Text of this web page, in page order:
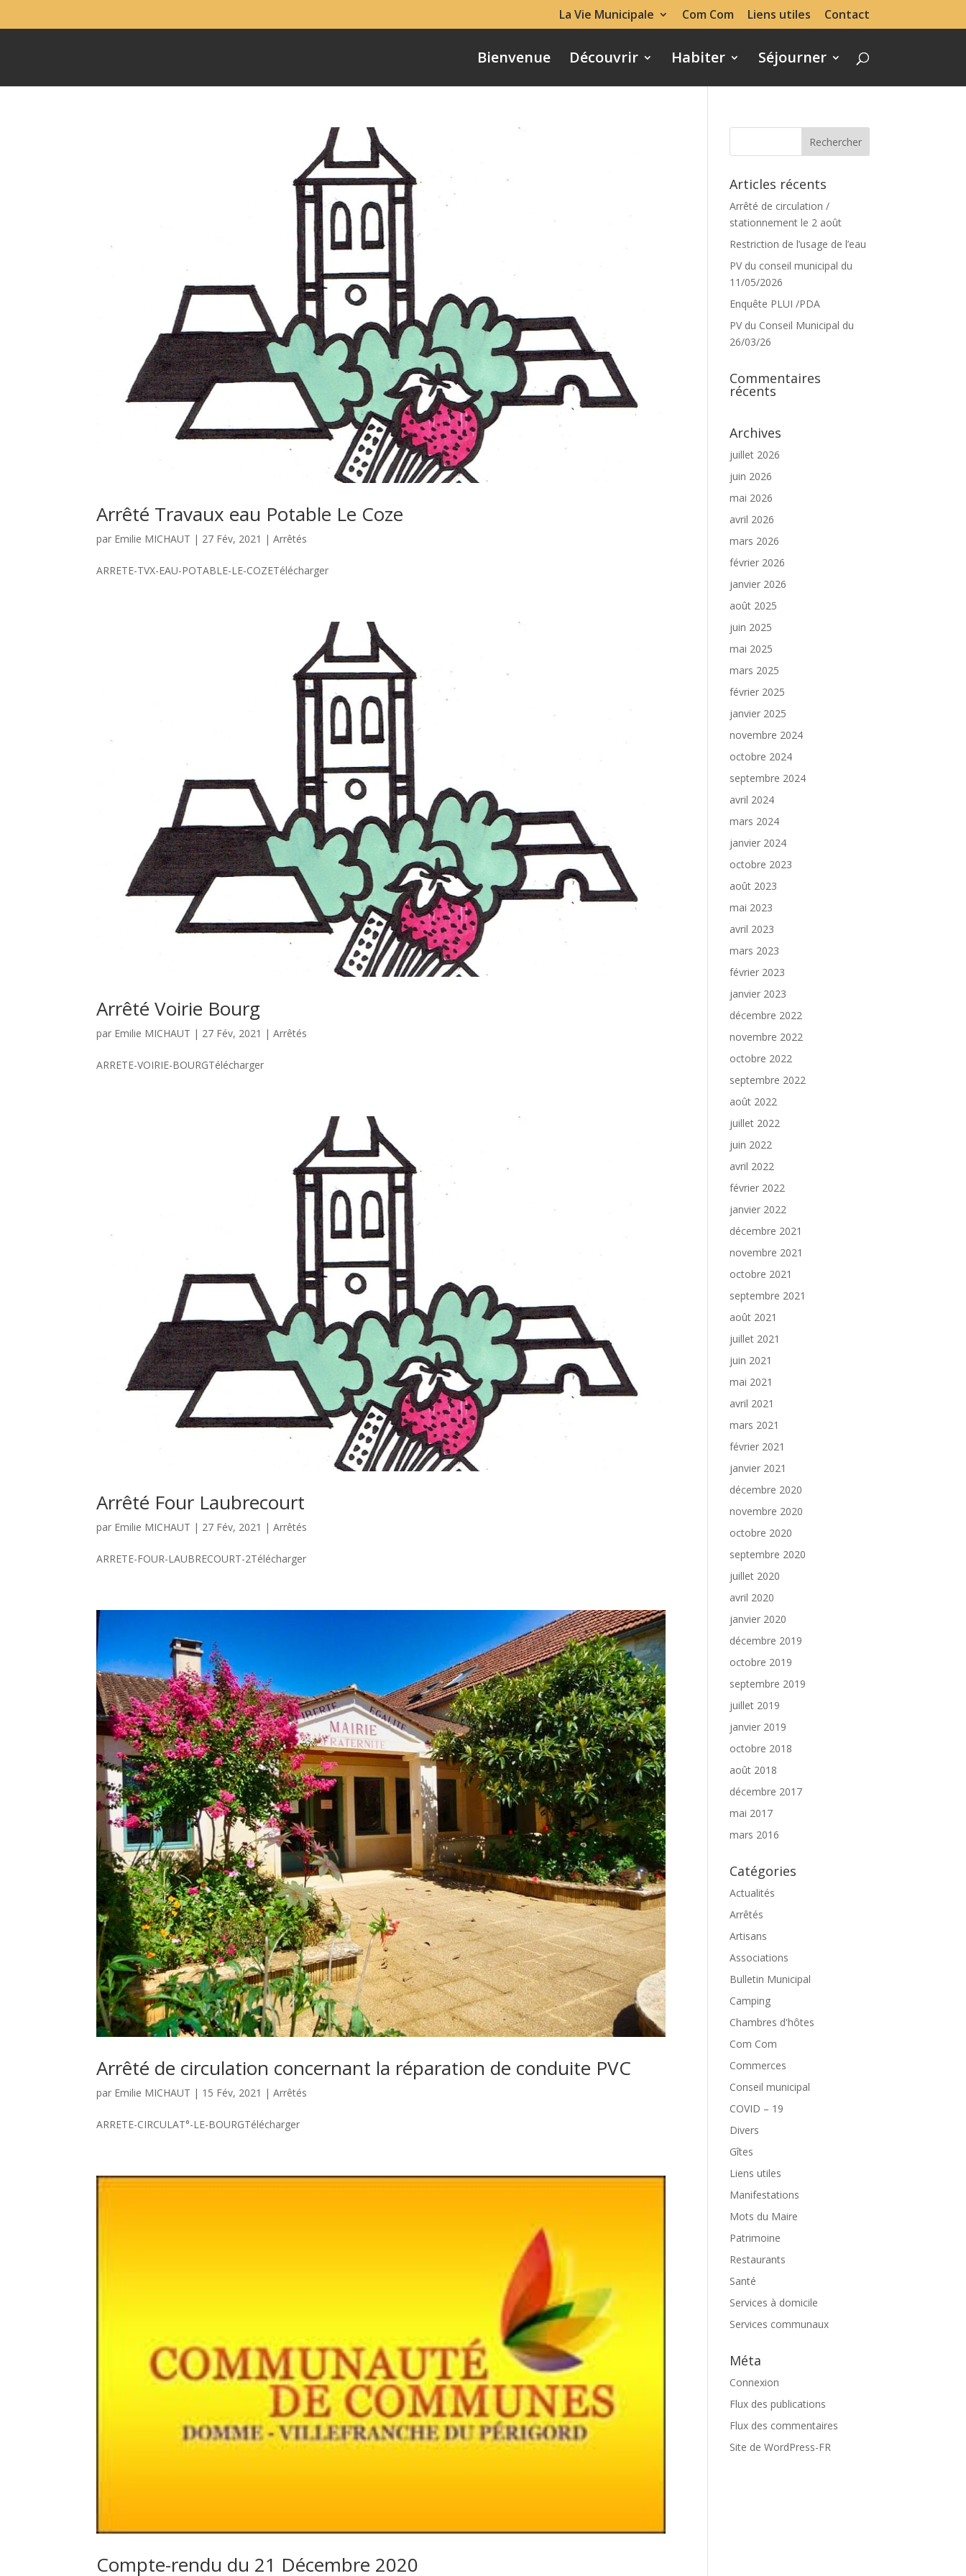
La Vie Municipale Com Com Liens utiles Contact
Bienvenue Découvrir Habiter Séjourner
Arrêté Travaux eau Potable Le Coze
par Emilie MICHAUT | 27 Fév, 2021 |Arrêtés
ARRETE-TVX-EAU-POTABLE-LE-COZETélécharger
Arrêté Voirie Bourg
par Emilie MICHAUT | 27 Fév, 2021 |Arrêtés
ARRETE-VOIRIE-BOURGTélécharger
Arrêté Four Laubrecourt
par Emilie MICHAUT | 27 Fév, 2021 |Arrêtés
ARRETE-FOUR-LAUBRECOURT-2Télécharger
Arrêté de circulation concernant la réparation de conduite PVC
par Emilie MICHAUT | 15 Fév, 2021 |Arrêtés
ARRETE-CIRCULAT°-LE-BOURGTélécharger
Compte-rendu du 21 Décembre 2020
Articles récents
Arrêté de circulation /
stationnement le 2 août
Restriction de l’usage de l’eau
PV du conseil municipal du
11/05/2026
Enquête PLUI /PDA
PV du Conseil Municipal du
26/03/26
Commentaires
récents
Archives
juillet 2026
juin 2026
mai 2026
avril 2026
mars 2026
février 2026
janvier 2026
août 2025
juin 2025
mai 2025
mars 2025
février 2025
janvier 2025
novembre 2024
octobre 2024
septembre 2024
avril 2024
mars 2024
janvier 2024
octobre 2023
août 2023
mai 2023
avril 2023
mars 2023
février 2023
janvier 2023
décembre 2022
novembre 2022
octobre 2022
septembre 2022
août 2022
juillet 2022
juin 2022
avril 2022
février 2022
janvier 2022
décembre 2021
novembre 2021
octobre 2021
septembre 2021
août 2021
juillet 2021
juin 2021
mai 2021
avril 2021
mars 2021
février 2021
janvier 2021
décembre 2020
novembre 2020
octobre 2020
septembre 2020
juillet 2020
avril 2020
janvier 2020
décembre 2019
octobre 2019
septembre 2019
juillet 2019
janvier 2019
octobre 2018
août 2018
décembre 2017
mai 2017
mars 2016
Catégories
Actualités
Arrêtés
Artisans
Associations
Bulletin Municipal
Camping
Chambres d'hôtes
Com Com
Commerces
Conseil municipal
COVID – 19
Divers
Gîtes
Liens utiles
Manifestations
Mots du Maire
Patrimoine
Restaurants
Santé
Services à domicile
Services communaux
Méta
Connexion
Flux des publications
Flux des commentaires
Site de WordPress-FR